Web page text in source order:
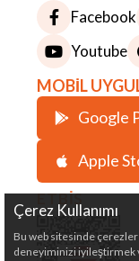
Facebook
Youtube
MOBİL
Google
Apple
ETBİS
Çerez Kullanımı
Bu web sitesinde çerezler
deneyiminizi iyileştirmek